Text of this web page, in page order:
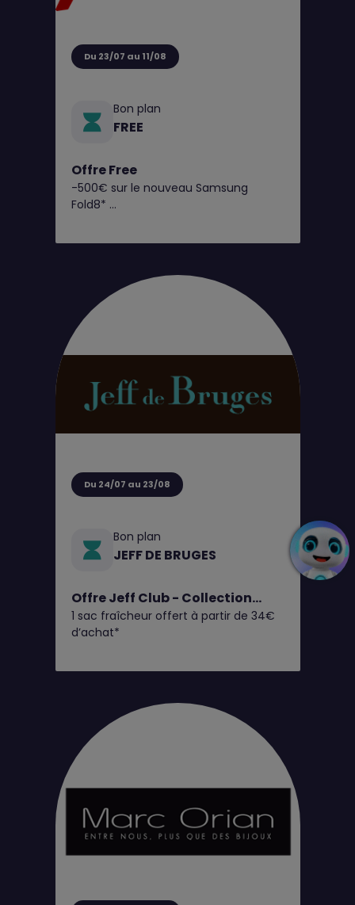
Du 23/07 au 11/08
Bon plan
FREE
Offre Free
-500€ sur le nouveau Samsung
Fold8*
Du 24/07 au 23/08
Bon plan
JEFF DE BRUGES
Offre Jeff Club - Collection
Fruits d'Été
1 sac fraîcheur offert à partir de 34€
d’achat*